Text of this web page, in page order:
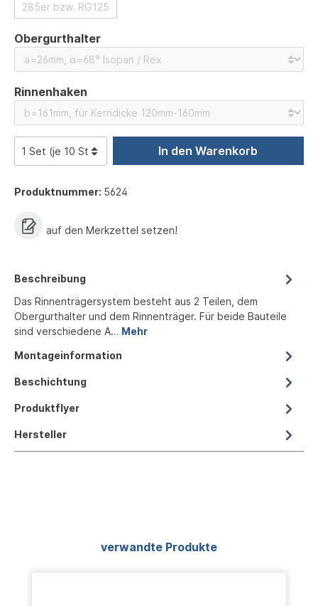
285er bzw. RG125
Obergurthalterauswählen
Rinnenhaken
In den Warenkorb
Produktnummer: 5624
auf den Merkzettel setzen!
Beschreibung
Das Rinnenträgersystem besteht aus 2 Teilen, dem
Obergurthalter und dem Rinnenträger. Für beide Bauteile
sind verschiedene A… Mehr
Montageinformation
Beschichtung
Produktflyer
Hersteller
Produktgalerie überspringen
verwandte Produkte